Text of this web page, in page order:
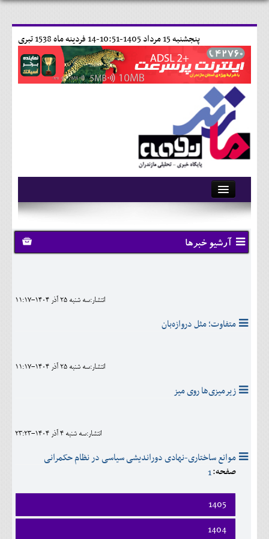
14 فردينه ماه 1538 تبری پنجشنبه 15 مرداد 1405-10:51-
آرشیو
تماس با ما
وبلاگ
کلینیک
خانه
آرشیو خبرها
انتشار:سه شنبه 25 آذر 1404-11:17
متفاوت؛ مثل دروازه‌بان
انتشار:سه شنبه 25 آذر 1404-11:17
زیرمیزی‌ها روی میز
انتشار:سه شنبه 4 آذر 1404-23:23
موانع ساختاری-نهادی دوراندیشی سیاسی در نظام حکمرانی
صفحه:1
1405
فروردين
1404